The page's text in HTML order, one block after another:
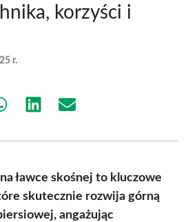
korzyści i
r.
Share Share
ławce skośnej to kluczowe
skutecznie rozwija górną
angażując